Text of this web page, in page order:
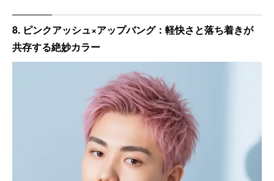
8. ピンクアッシュ×アップバング：軽快さと落ち着きが
共存する絶妙カラー